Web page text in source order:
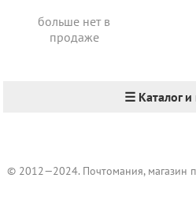
больше нет в
продаже
☰ Каталог и
© 2012—2024. Почтомания, магазин